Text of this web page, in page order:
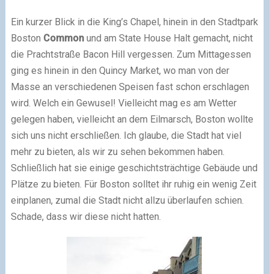
Ein kurzer Blick in die King’s Chapel, hinein in den Stadtpark
Boston Commonund am State House Halt gemacht, nicht
die Prachtstraße Bacon Hill vergessen. Zum Mittagessen
ging es hinein in den Quincy Market, wo man von der
Masse an verschiedenen Speisen fast schon erschlagen
wird. Welch ein Gewusel! Vielleicht mag es am Wetter
gelegen haben, vielleicht an dem Eilmarsch, Boston wollte
sich uns nicht erschließen. Ich glaube, die Stadt hat viel
mehr zu bieten, als wir zu sehen bekommen haben.
Schließlich hat sie einige geschichtsträchtige Gebäude und
Plätze zu bieten. Für Boston solltet ihr ruhig ein wenig Zeit
einplanen, zumal die Stadt nicht allzu überlaufen schien.
Schade, dass wir diese nicht hatten.